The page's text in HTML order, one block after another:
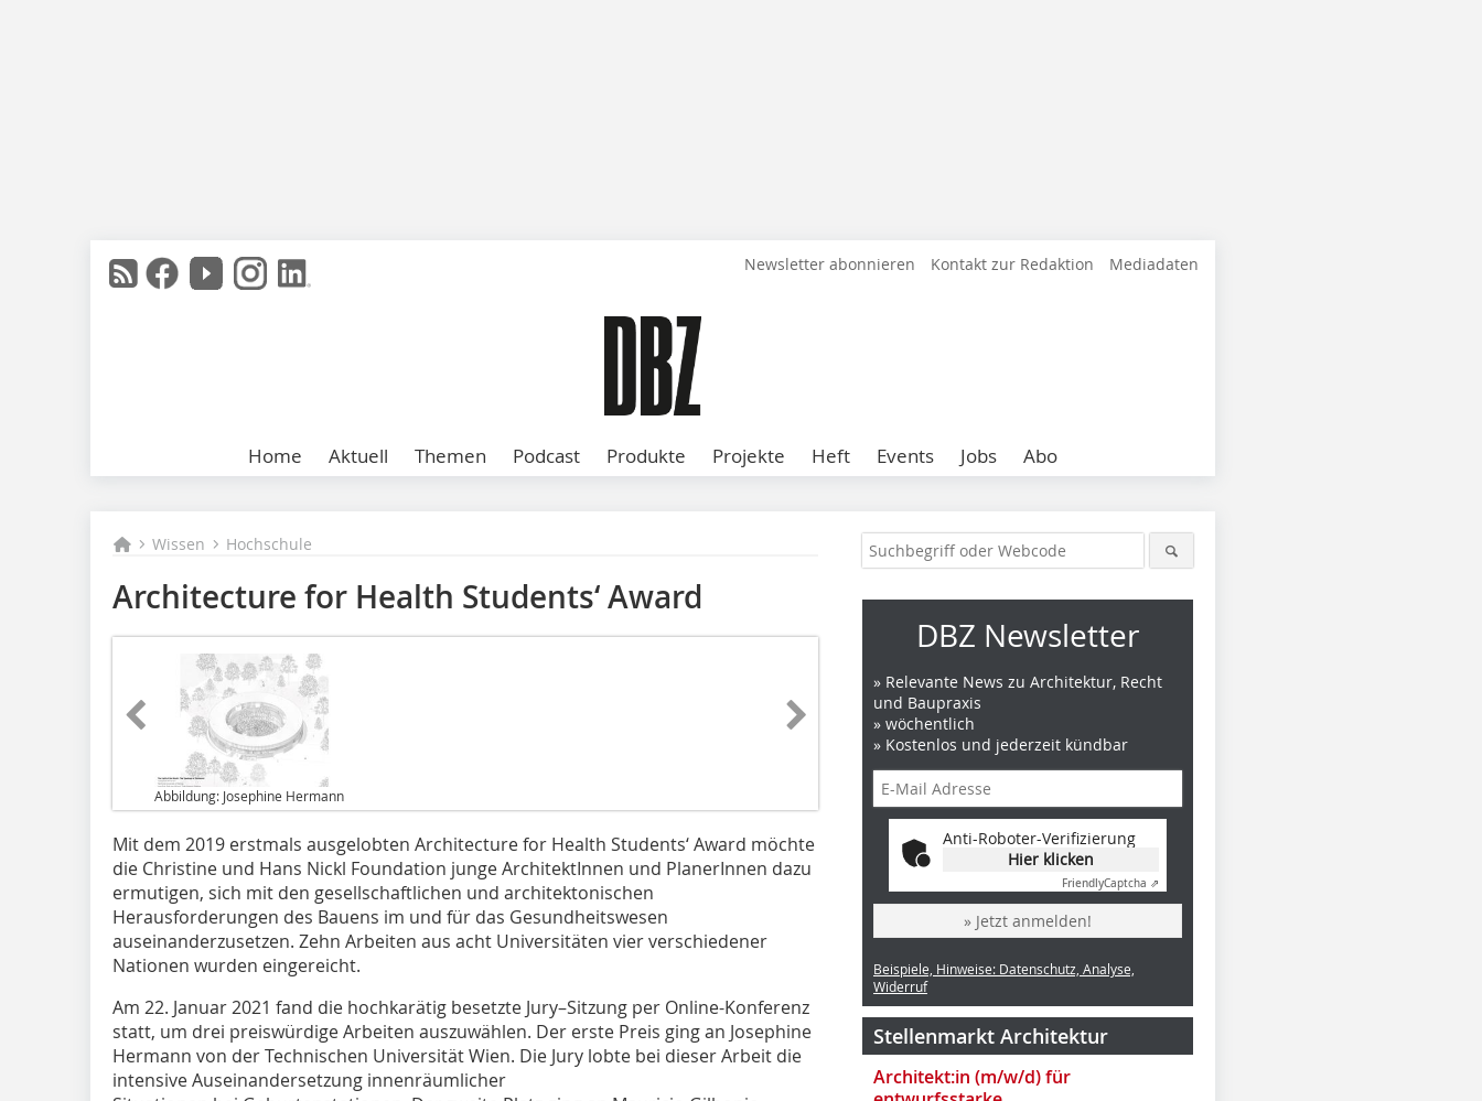
Newsletter abonnieren Kontakt zur Redaktion Mediadaten
Home Aktuell Themen Podcast Produkte Projekte Heft Events Jobs Abo
Wissen Hochschule
Architecture for Health Students‘ Award
Abbildung: Josephine Hermann
Mit dem 2019 erstmals ausgelobten Architecture for Health Students‘ Award möchte
die Christine und Hans Nickl Foundation junge ArchitektInnen und PlanerInnen dazu
ermutigen, sich mit den gesellschaftlichen und architektonischen
Herausforderungen des Bauens im und für das Gesundheitswesen
auseinanderzusetzen. Zehn Arbeiten aus acht Universitäten vier verschiedener
Nationen wurden eingereicht.
Am 22. Januar 2021 fand die hochkarätig besetzte Jury–Sitzung per Online-Konferenz
statt, um drei preiswürdige Arbeiten auszuwählen. Der erste Preis ging an Josephine
Hermann von der Technischen Universität Wien. Die Jury lobte bei dieser Arbeit die
intensive Auseinandersetzung innenräumlicher
DBZ Newsletter
» Relevante News zu Architektur, Recht
und Baupraxis
» wöchentlich
» Kostenlos und jederzeit kündbar
Anti-Roboter-Verifizierung
Hier klicken
FriendlyCaptcha ⇗
» Jetzt anmelden!
Beispiele, Hinweise: Datenschutz, Analyse,
Widerruf
Stellenmarkt Architektur
Architekt:in (m/w/d) für